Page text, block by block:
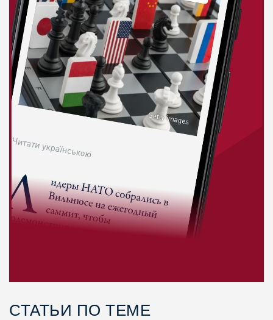
СТАТЬИ ПО ТЕМЕ